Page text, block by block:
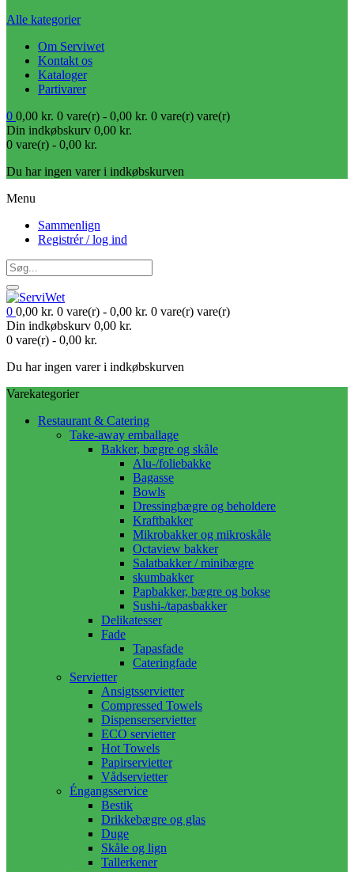
Alle kategorier
Om Serviwet
Kontakt os
Kataloger
Partivarer
0 0,00 kr. 0 vare(r) - 0,00 kr. 0 vare(r) vare(r)
Din indkøbskurv 0,00 kr.
0 vare(r) - 0,00 kr.
Du har ingen varer i indkøbskurven
Menu
Sammenlign
Registrér / log ind
0 0,00 kr. 0 vare(r) - 0,00 kr. 0 vare(r) vare(r)
Din indkøbskurv 0,00 kr.
0 vare(r) - 0,00 kr.
Du har ingen varer i indkøbskurven
Varekategorier
Restaurant & Catering
Take-away emballage
Bakker, bægre og skåle
Alu-/foliebakke
Bagasse
Bowls
Dressingbægre og beholdere
Kraftbakker
Mikrobakker og mikroskåle
Octaview bakker
Salatbakker / minibægre
skumbakker
Papbakker, bægre og bokse
Sushi-/tapasbakker
Delikatesser
Fade
Tapasfade
Cateringfade
Servietter
Ansigtsservietter
Compressed Towels
Dispenserservietter
ECO servietter
Hot Towels
Papirservietter
Vådservietter
Éngangsservice
Bestik
Drikkebægre og glas
Duge
Skåle og lign
Tallerkener